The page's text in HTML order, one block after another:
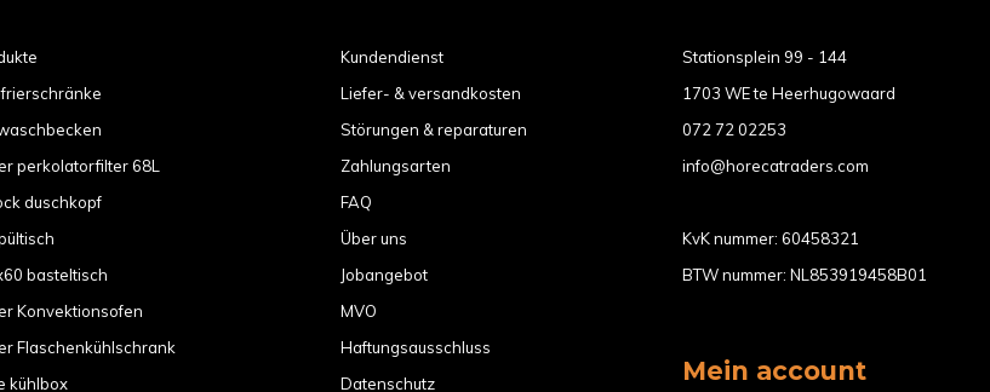
perkolatorfilter 68L
duschkopf
basteltisch
Konvektionsofen
Flaschenkühlschrank
kühlbox
Kundendienst
Liefer- & versandkosten
Störungen & reparaturen
Zahlungsarten
FAQ
Über uns
Jobangebot
MVO
Haftungsausschluss
Datenschutz
Stationsplein 99 - 144
1703 WE te Heerhugowaard
072 72 02253
info@horecatraders.com
KvK nummer: 60458321
BTW nummer: NL853919458B01
Mein account